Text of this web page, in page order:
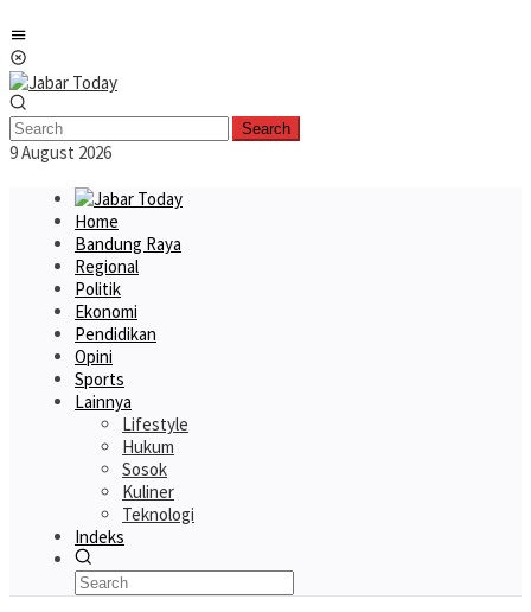
to
content
Search
9 August 2026
Home
Bandung Raya
Regional
Politik
Ekonomi
Pendidikan
Opini
Sports
Lainnya
Lifestyle
Hukum
Sosok
Kuliner
Teknologi
Indeks